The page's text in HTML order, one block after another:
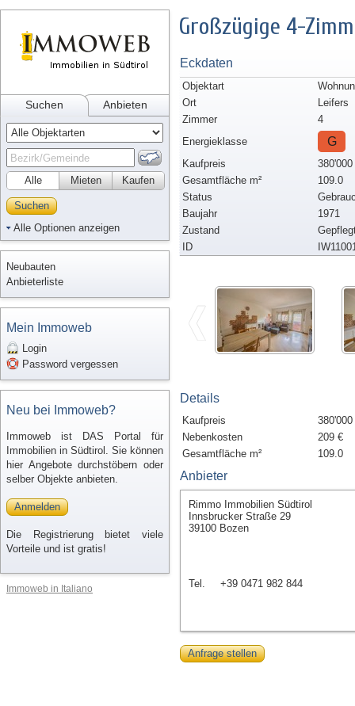
Suchen Anbieten
Alle Kaufen
Mieten
Suchen
Alle Optionen anzeigen
Neubauten
Anbieterliste
Mein Immoweb
Login
Password vergessen
Neu bei Immoweb?
Immoweb ist DAS Portal für
Immobilien in Südtirol. Sie können
hier Angebote durchstöbern oder
selber Objekte anbieten.
Anmelden
Die Registrierung bietet viele
Vorteile und ist gratis!
Immoweb in Italiano
Großzügige 4-
Eckdaten
Objektart
Ort
Leifers
Zimmer
4
Energieklasse
G
Kaufpreis
380'000
Gesamtfläche m²
109.0
Status
Baujahr
1971
Zustand
ID
Details
Kaufpreis
380'000
Nebenkosten
209 €
Gesamtfläche m²
109.0
Anbieter
Rimmo Immobilien Südtirol
Innsbrucker Straße 29
39100 Bozen
Tel. +39 0471 982 844
Anfrage stellen